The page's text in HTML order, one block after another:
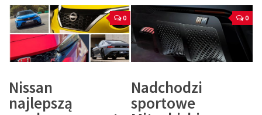
0
Nissan
najlepszą
0
Nadchodzi
sportowe